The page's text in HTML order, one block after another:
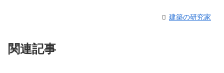
建築の研究家
関連記事